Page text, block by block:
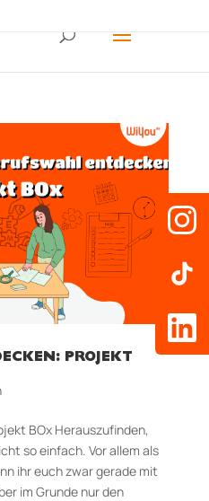
PROJEKT
BOx Herauszufinden,
so einfach. Vor allem als
ihr euch zwar gerade mit
im Grunde nur den